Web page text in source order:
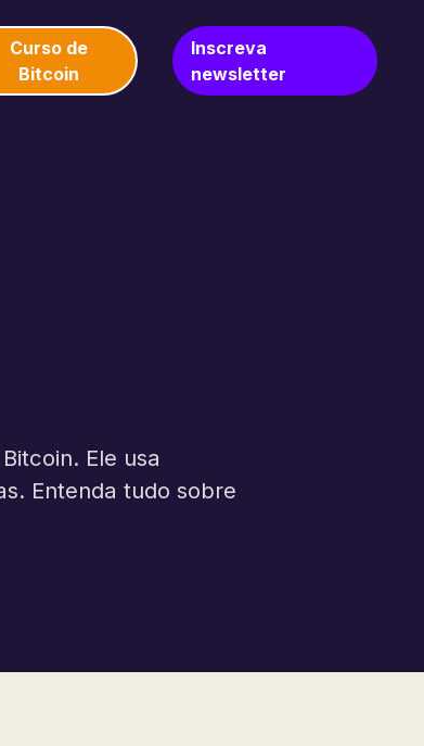
Curso de
Bitcoin
Inscreva
newsletter
Ele usa
Entenda tudo sobre